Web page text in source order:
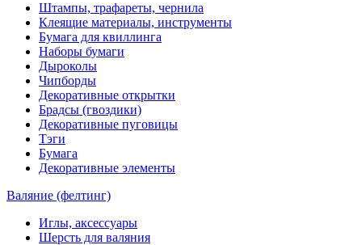
Штампы, трафареты, чернила
Клеящие материалы, инструменты
Бумага для квиллинга
Наборы бумаги
Дыроколы
Чипборды
Декоративные открытки
Брадсы (гвоздики)
Декоративные пуговицы
Тэги
Бумага
Декоративные элементы
Валяние (фелтинг)
Иглы, аксессуары
Шерсть для валяния